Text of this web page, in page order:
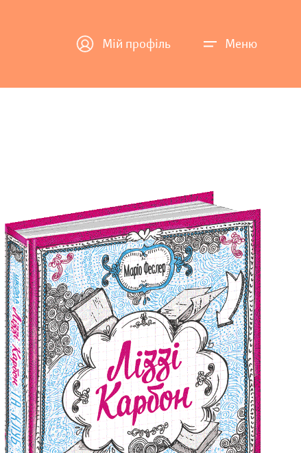
Мій профіль Меню